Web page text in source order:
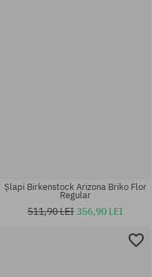
Șlapi Birkenstock Arizona Briko Flor
Regular
511,90 LEI356,90 LEI